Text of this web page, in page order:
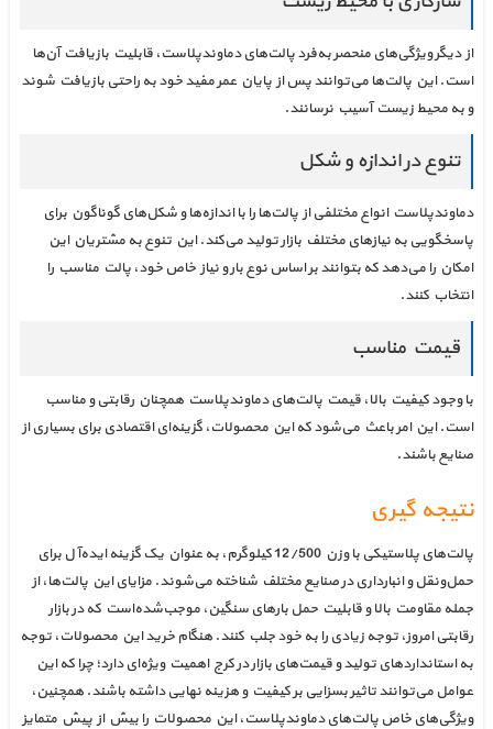
از دیگر ویژگی‌های منحصر به‌فرد پالت‌های دماوندپلاست، قابلیت بازیافت آن‌ها
است. این پالت‌ها می‌توانند پس از پایان عمر مفید خود به راحتی بازیافت شوند
و به محیط زیست آسیب نرسانند.
تنوع در اندازه و شکل
دماوندپلاست انواع مختلفی از پالت‌ها را با اندازه‌ها و شکل‌های گوناگون برای
پاسخگویی به نیازهای مختلف بازار تولید می‌کند. این تنوع به مشتریان این
امکان را می‌دهد که بتوانند بر اساس نوع بار و نیاز خاص خود، پالت مناسب را
انتخاب کنند.
قیمت مناسب
با وجود کیفیت بالا، قیمت پالت‌های دماوندپلاست همچنان رقابتی و مناسب
است. این امر باعث می‌شود که این محصولات، گزینه‌ای اقتصادی برای بسیاری از
صنایع باشند.
نتیجه گیری
پالت‌های پلاستیکی با وزن 12/500 کیلوگرم، به عنوان یک گزینه ایده‌آل برای
حمل‌ونقل و انبارداری در صنایع مختلف شناخته می‌شوند. مزایای این پالت‌ها، از
جمله مقاومت بالا و قابلیت حمل بارهای سنگین، موجب‌شده‌است که در بازار
رقابتی امروز، توجه زیادی را به خود جلب کنند. هنگام خرید این محصولات، توجه
به استانداردهای تولید و قیمت‌های بازار در کرج اهمیت ویژه‌ای دارد؛ چرا که این
عوامل می‌توانند تاثیر بسزایی بر کیفیت و هزینه نهایی داشته باشند. همچنین،
ویژگی‌های خاص پالت‌های دماوندپلاست، این محصولات را بیش از پیش متمایز